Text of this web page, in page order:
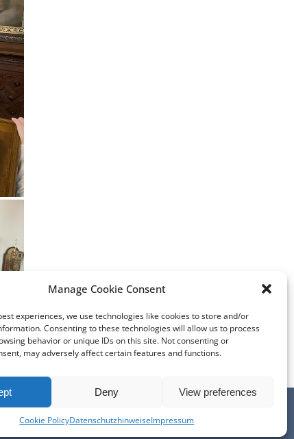
Manage Cookie Consent
experiences, we use technologies like cookies to store and/or
Consenting to these technologies will allow us to process
behavior or unique IDs on this site. Not consenting or
may adversely affect certain features and functions.
Deny View preferences
Cookie PolicyDatenschutzhinweiseImpressum
КОНТАКТЫ